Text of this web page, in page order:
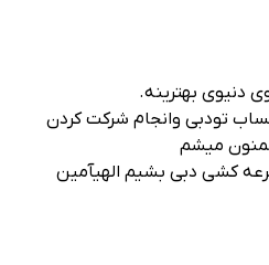
دنیوی بهترینه.
تودبی وانجام شرکت کردن
میشم
کشی دبی بشیم الهیآمین